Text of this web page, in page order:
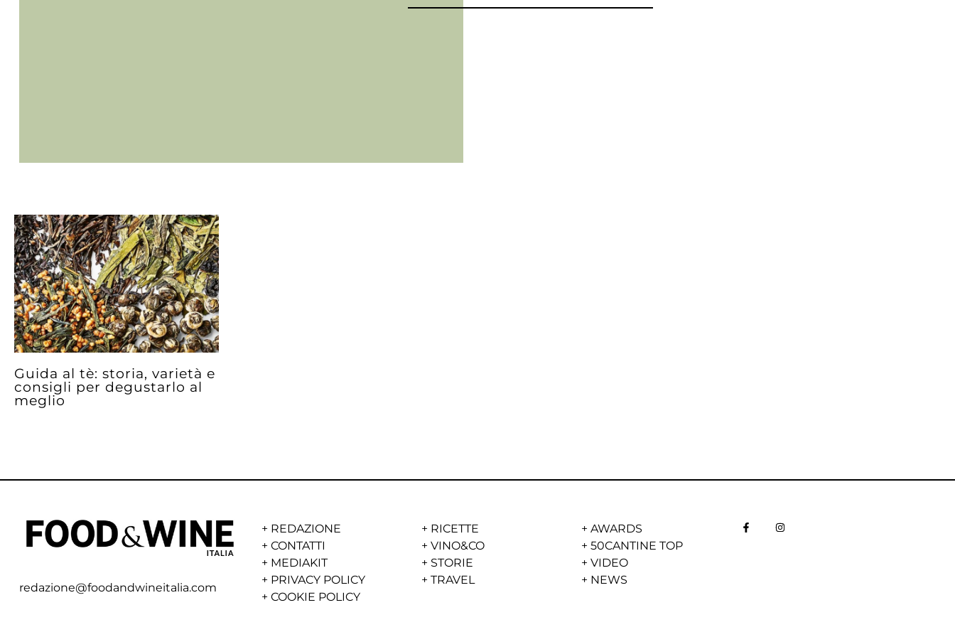
Guida al tè: storia, varietà e
consigli per degustarlo al
meglio
redazione@foodandwineitalia.com
+ REDAZIONE
+CONTATTI
+ MEDIAKIT
+ PRIVACY POLICY
+COOKIE POLICY
+ RICETTE
+VINO&CO
+ STORIE
+TRAVEL
+AWARDS
+50CANTINE TOP
+VIDEO
+ NEWS